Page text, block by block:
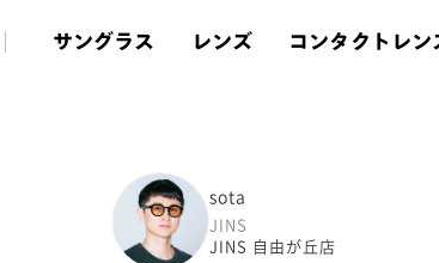
サングラス レンズ コンタクトレン
sota
JINS
JINS 自由が丘店